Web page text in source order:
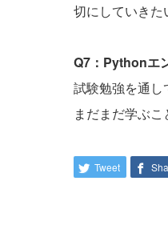
切にしていきた
Q7：Pythonエ
試験勉強を通し
まだまだ学ぶ
Tweet